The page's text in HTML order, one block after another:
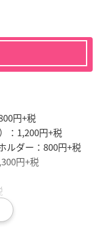
円+税
：1,200円+税
ルダー：800円+税
円+税